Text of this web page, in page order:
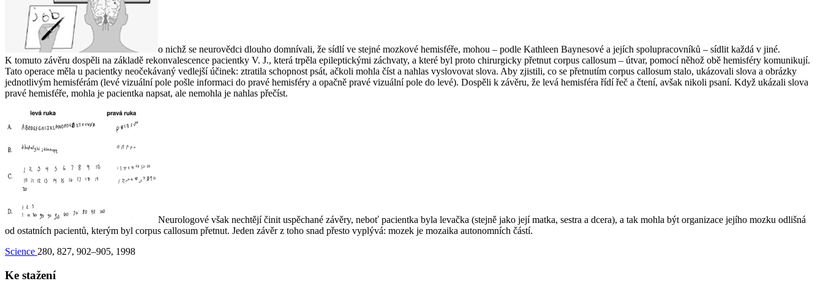
o nichž se neurovědci dlouho domnívali, že sídlí ve stejné mozkové hemisféře, mohou – podle Kathleen Baynesové a jejích spolupracovníků – sídlit každá v jiné.
K tomuto závěru dospěli na základě rekonvalescence pacientky V. J., která trpěla epileptickými záchvaty, a které byl proto chirurgicky přetnut corpus callosum – útvar, pomocí něhož obě hemisféry komunikují.
Tato operace měla u pacientky neočekávaný vedlejší účinek: ztratila schopnost psát, ačkoli mohla číst a nahlas vyslovovat slova. Aby zjistili, co se přetnutím corpus callosum stalo, ukázovali slova a obrázky
jednotlivým hemisférám (levé vizuální pole pošle informaci do pravé hemisféry a opačně pravé vizuální pole do levé). Dospěli k závěru, že levá hemisféra řídí řeč a čtení, avšak nikoli psaní. Když ukázali slova
pravé hemisféře, mohla je pacientka napsat, ale nemohla je nahlas přečíst.
Neurologové však nechtějí činit uspěchané závěry, neboť pacientka byla levačka (stejně jako její matka, sestra a dcera), a tak mohla být organizace jejího mozku odlišná
od ostatních pacientů, kterým byl corpus callosum přetnut. Jeden závěr z toho snad přesto vyplývá: mozek je mozaika autonomních částí.
Science 280, 827, 902–905, 1998
Ke stažení